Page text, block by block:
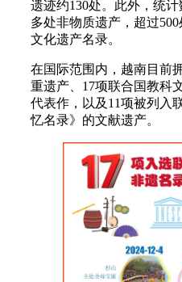
遗迹约130处。此外，统
多处非物质遗产，超过
文化遗产名录。
在国际范围内，越南目前
重遗产、17项联合国教科
代表作，以及11项被列入
忆名录》的文献遗产。